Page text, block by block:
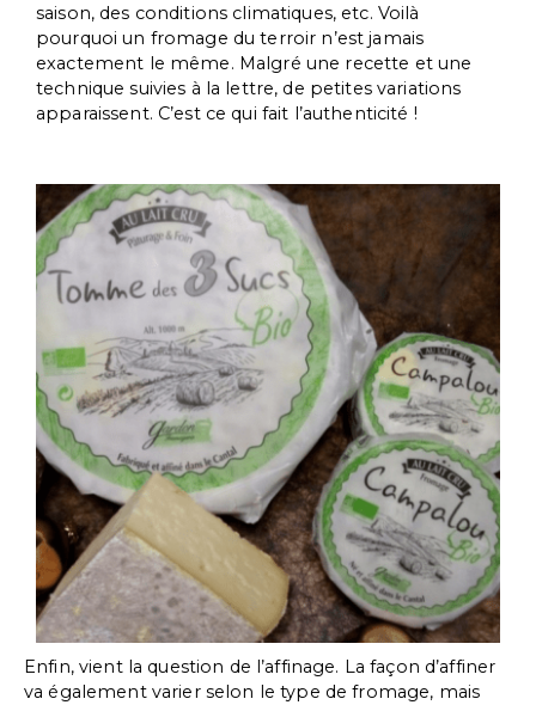
saison, des conditions climatiques, etc. Voilà
pourquoi un fromage du terroir n’est jamais
exactement le même. Malgré une recette et une
technique suivies à la lettre, de petites variations
apparaissent. C’est ce qui fait l’authenticité !
Enfin, vient la question de l’affinage. La façon d’affiner
va également varier selon le type de fromage, mais